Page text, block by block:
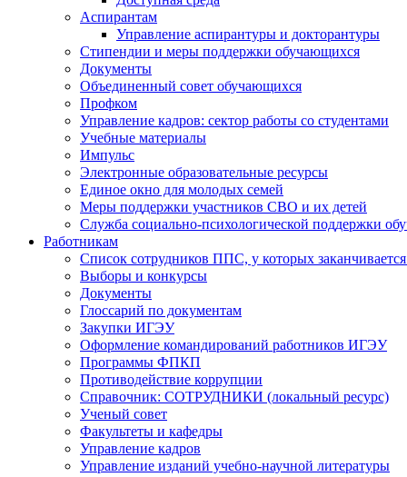
Аспирантам
Управление аспирантуры и докторантуры
Стипендии и меры поддержки обучающихся
Документы
Объединенный совет обучающихся
Профком
Управление кадров: сектор работы со студентами
Учебные материалы
Импульс
Электронные образовательные ресурсы
Единое окно для молодых семей
Меры поддержки участников СВО и их детей
Служба социально-психологической поддержки
Работникам
Список сотрудников ППС, у которых заканчивается
Выборы и конкурсы
Документы
Глоссарий по документам
Закупки ИГЭУ
Оформление командирований работников ИГЭУ
Программы ФПКП
Противодействие коррупции
Справочник: СОТРУДНИКИ (локальный ресурс)
Ученый совет
Факультеты и кафедры
Управление кадров
Управление изданий учебно-научной литературы